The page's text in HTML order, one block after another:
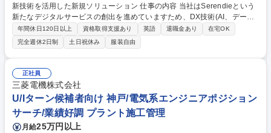
新技術を活用した新規ソリューション 仕事の内容 当社はSerendieという
新たなデジタルサービスの創出を進めていますため、DX技術(AI、データ
サイエンス、デザイン思考、クラウド等)を活用した新事業や新ソリュー
ションのDXエンジニア(PL)を募集いたします。 ■DX技術(AI、データサイ
エンス、デザイン思考、クラウド等)を活用したB2B※向けの新事業や新ソ
リューションの企画■上記ソリューションの設計・開発のとりまとめ(アジ
ャイル開発、ウォーターフォール開発)■リーダーとして開発チームやプロ
ジェクトチームを推進■社内事業部門や顧客への提案やプロジェクトにお
ける各種コミュニケーション活動■若手メンバーの育成とスキルアップを
サポート■海外パートナーや顧客との対応 募集職種 【横浜/DXエンジニア
(PL)】最先端のDX新技術を活用した新規ソリューション
年間休日120日以上 資格取得支援あり 英語 退職金あり
在宅OK
完全週休2日制
土日祝休み 服装自由
正社員
三菱電機株式会社
U/Iターン候補者向け 神戸/電気系エンジニアポジション
サーチ/業績好調 プラント施工管理
月給25万円以上